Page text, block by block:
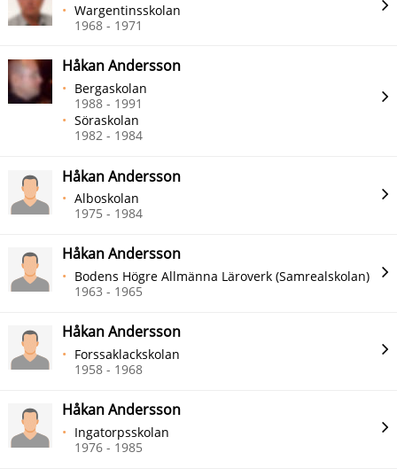
Wargentinsskolan
1968 - 1971
Håkan Andersson
Bergaskolan
1988 - 1991
Söraskolan
1982 - 1984
Håkan Andersson
Alboskolan
1975 - 1984
Håkan Andersson
Bodens Högre Allmänna Läroverk (Samrealskolan)
1963 - 1965
Håkan Andersson
Forssaklackskolan
1958 - 1968
Håkan Andersson
Ingatorpsskolan
1976 - 1985